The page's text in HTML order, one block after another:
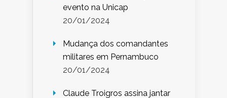
evento na Unicap
20/01/2024
Mudança dos comandantes
militares em Pernambuco
20/01/2024
Claude Troigros assina jantar